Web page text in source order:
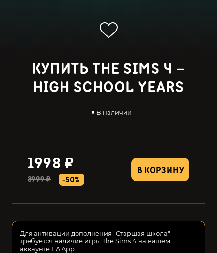
КУПИТЬ THE SIMS 4 –
HIGH SCHOOL YEARS
В наличии
В КОРЗИНУ
1998 ₽
3999 ₽ -50%
Для активации дополнения "Старшая школа"
требуется наличие игры The Sims 4 на вашем
аккаунте EA App.